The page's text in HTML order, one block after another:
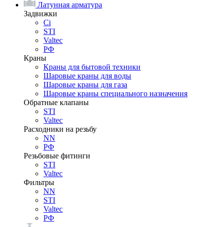
Латунная арматура
Задвижки
Ci
STI
Valtec
РФ
Краны
Краны для бытовой техники
Шаровые краны для воды
Шаровые краны для газа
Шаровые краны специального назначения
Обратные клапаны
STI
Valtec
Расходники на резьбу
NN
РФ
Резьбовые фитинги
STI
Valtec
Фильтры
NN
STI
Valtec
РФ